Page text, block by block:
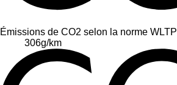
Émissions de CO2 selon la norme WLTP
306g/km